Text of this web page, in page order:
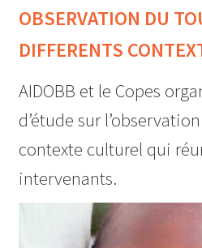
OBSERVATION DU
DIFFERENTS
AIDOBB et le Copes
d’étude sur
contexte culturel qui
intervenants.